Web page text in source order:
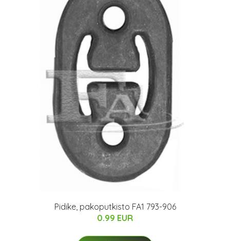
Pidike, pakoputkisto FA1 793-906
0.99 EUR